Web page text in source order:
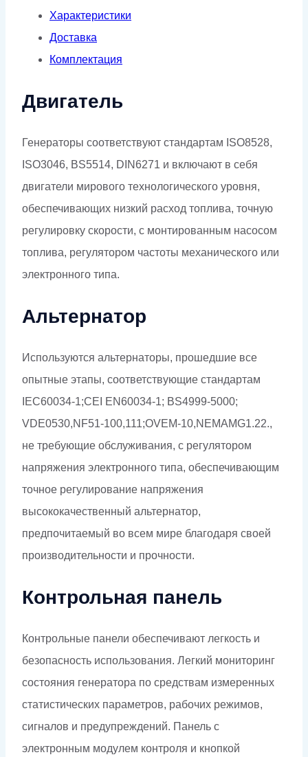
кожухеХарактеристики
Доставка
Комплектация
Двигатель
Генераторы соответствуют стандартам ISO8528,
ISO3046, BS5514, DIN6271 и включают в себя
двигатели мирового технологического уровня,
обеспечивающих низкий расход топлива, точную
регулировку скорости, с монтированным насосом
топлива, регулятором частоты механического или
электронного типа.
Альтернатор
Используются альтернаторы, прошедшие все
опытные этапы, соответствующие стандартам
IEC60034-1;CEI EN60034-1; BS4999-5000;
VDE0530,NF51-100,111;OVEM-10,NEMAMG1.22.,
не требующие обслуживания, с регулятором
напряжения электронного типа, обеспечивающим
точное регулирование напряжения
высококачественный альтернатор,
предпочитаемый во всем мире благодаря своей
производительности и прочности.
Контрольная панель
Контрольные панели обеспечивают легкость и
безопасность использования. Легкий мониторинг
состояния генератора по средствам измеренных
статистических параметров, рабочих режимов,
сигналов и предупреждений. Панель с
электронным модулем контроля и кнопкой